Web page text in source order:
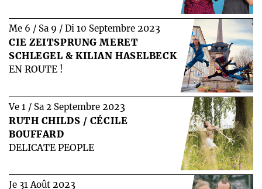
Me 6 / Sa 9 / Di 10 Septembre 2023
CIE ZEITSPRUNG MERET
SCHLEGEL & KILIAN HASELBECK
EN ROUTE !
Ve 1 / Sa 2 Septembre 2023
RUTH CHILDS / CÉCILE
BOUFFARD
DELICATE PEOPLE
Je 31 Août 2023